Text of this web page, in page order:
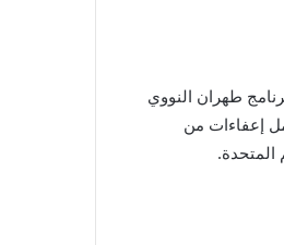
طهران النووي
إعفاءات من